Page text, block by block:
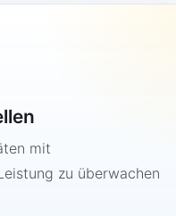
mit
zu überwachen